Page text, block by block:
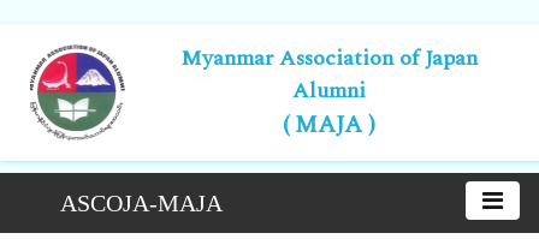
Myanmar Association of Japan
Alumni
( MAJA )
ASCOJA-MAJA